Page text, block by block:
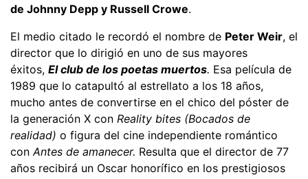
de Johnny Depp y Russell Crowe.
El medio citado le recordó el nombre de Peter Weir, el
director que lo dirigió en uno de sus mayores
éxitos, El club de los poetas muertos. Esa película de
1989 que lo catapultó al estrellato a los 18 años,
mucho antes de convertirse en el chico del póster de
la generación X con Reality bites (Bocados de
realidad) o figura del cine independiente romántico
con Antes de amanecer. Resulta que el director de 77
años recibirá un Oscar honorífico en los prestigiosos